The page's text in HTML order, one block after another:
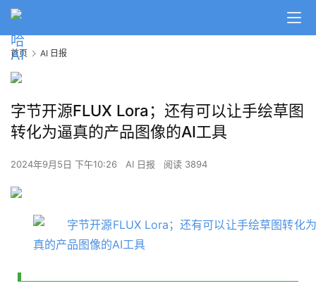
首页 AI 日报
字节开源FLUX Lora；还有可以让手绘草图
转化为逼真的产品图像的AI工具
2024年9月5日 下午10:26 AI 日报 阅读 3894